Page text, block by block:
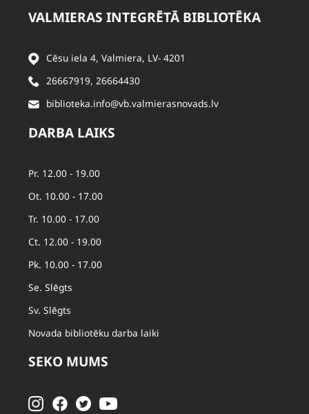
VALMIERAS INTEGRĒTĀ BIBLIOTĒKA
Cēsu iela 4, Valmiera, LV- 4201
26667919, 26664430
biblioteka.info@vb.valmierasnovads.lv
DARBA LAIKS
Pr. 12.00 - 19.00
Ot. 10.00 - 17.00
Tr. 10.00 - 17.00
Ct. 12.00 - 19.00
Pk. 10.00 - 17.00
Se. Slēgts
Sv. Slēgts
Novada bibliotēku darba laiki
SEKO MUMS